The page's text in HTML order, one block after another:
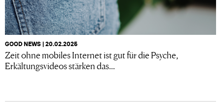
GOOD NEWS | 20.02.2025
Zeit ohne mobiles Internet ist gut für die Psyche,
Erkältungsvideos stärken das...